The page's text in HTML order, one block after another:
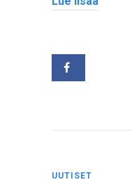
UUTISET